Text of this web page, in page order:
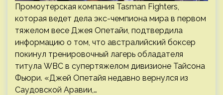
Промоутерская компания Tasman Fighters,
которая ведет дела экс-чемпиона мира в первом
тяжелом весе Джея Опетайи, подтвердила
информацию о том, что австралийский боксер
покинул тренировочный лагерь обладателя
титула WBC в супертяжелом дивизионе Тайсона
Фьюри. «Джей Опетайя недавно вернулся из
Саудовской Аравии,…